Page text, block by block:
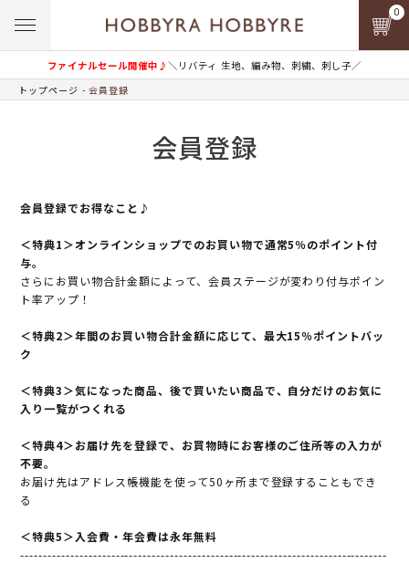
ファイナルセール開催中♪＼リバティ 生地、編み物、刺繍、刺し子／
0
トップページ 会員登録
会員登録
会員登録でお得なこと♪
＜特典1＞オンラインショップでのお買い物で通常5％のポイント付
与。
さらにお買い物合計金額によって、会員ステージが変わり付与ポイン
ト率アップ！
＜特典2＞年間のお買い物合計金額に応じて、最大15％ポイントバッ
ク
＜特典3＞気になった商品、後で買いたい商品で、自分だけのお気に
入り一覧がつくれる
＜特典4＞お届け先を登録で、お買物時にお客様のご住所等の入力が
不要。
お届け先はアドレス帳機能を使って50ヶ所まで登録することもでき
る
＜特典5＞入会費・年会費は永年無料
---------------------------------------------------------------------------------